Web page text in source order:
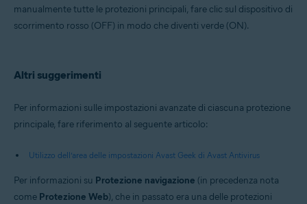
manualmente tutte le protezioni principali, fare clic sul dispositivo di
scorrimento rosso (OFF) in modo che diventi verde (ON).
Altri suggerimenti
Per informazioni sulle impostazioni avanzate di ciascuna protezione
principale, fare riferimento al seguente articolo:
Utilizzo dell’area delle impostazioni Avast Geek di Avast Antivirus
Per informazioni su Protezione navigazione (in precedenza nota
come Protezione Web), che in passato era una delle protezioni